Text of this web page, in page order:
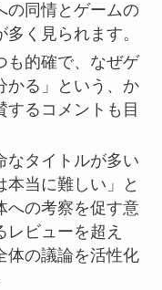
の同情とゲームの
く見られます。
も的確で、なぜゲ
かる」という、か
するコメントも目
なタイトルが多い
当に難しい」と
への考察を促す意
レビューを超え
体の議論を活性化